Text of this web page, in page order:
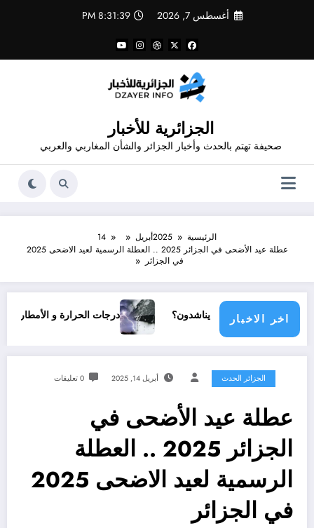
أغسطس 7, 2026 8:31:40 PM
الجزائرية للأخبار
صحيفة تهتم بالحدث وأخبار الجزائر والشأن المغاربي والعربي
الرئيسية 2025أبريل
14
عطلة عيد الأضحى في الجزائر 2025 .. العطلة الرسمية لعيد الاضحى 2025
في الجزائر
اخر الاخبار
مجتمع دولي يناشدون؟ درجات الحرارة و الأمطار في سبتمبر 2026 في الجزائر
الجزائر الحدث أبريل 14, 2025 0 تعليقات
عطلة عيد الأضحى في
الجزائر 2025 .. العطلة
الرسمية لعيد الاضحى 2025
في الجزائر